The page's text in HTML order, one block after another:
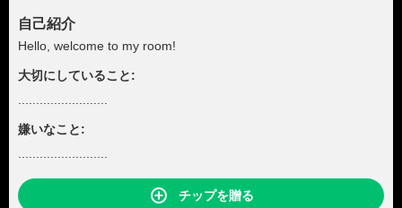
自己紹介
Hello, welcome to my room!
大切にしていること:
嫌いなこと:
チップを贈る